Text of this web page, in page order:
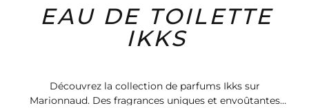
Solaire Homme Marques Idées
Cadeaux
Bons
Plans
EAU DE TOILETTE
IKKS
Découvrez la collection de parfums Ikks sur
Marionnaud. Des fragrances uniques et envoûtantes